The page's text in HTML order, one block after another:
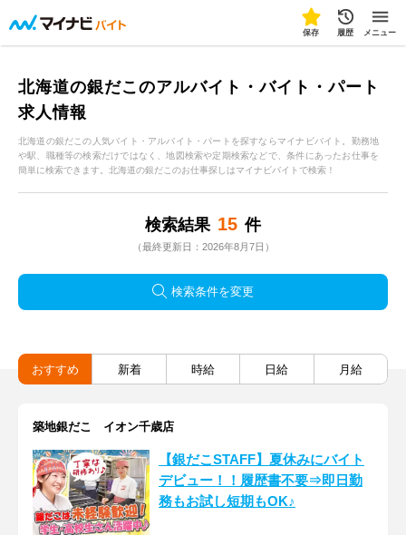
保存 履歴 メニュー
北海道の銀だこのアルバイト・バイト・パート
求人情報
北海道の銀だこの人気バイト・アルバイト・パートを探すならマイナビバイト。勤務地
や駅、職種等の検索だけではなく、地図検索や定期検索などで、条件にあったお仕事を
簡単に検索できます。北海道の銀だこのお仕事探しはマイナビバイトで検索！
検索結果 15 件
（最終更新日：2026年8月7日）
検索条件を変更
おすすめ 新着 時給 日給 月給
築地銀だこ イオン千歳店
【銀だこSTAFF】夏休みにバイト
デビュー！！履歴書不要⇒即日勤
務もお試し短期もOK♪